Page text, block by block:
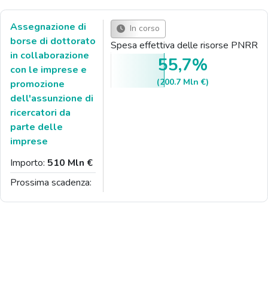
Assegnazione di
borse di dottorato
in collaborazione
con le imprese e
promozione
dell'assunzione di
ricercatori da
parte delle
imprese
Importo: 510 Mln €
Prossima scadenza:
In corso
Spesa effettiva delle risorse PNRR
55,7%
(200.7 Mln €)